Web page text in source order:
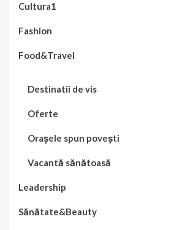
Cultura1
Fashion
Food&Travel
Destinatii de vis
Oferte
Orașele spun povești
Vacantă sănătoasă
Leadership
Sănătate&Beauty